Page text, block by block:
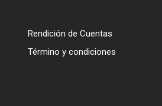
Rendición de Cuentas
Término y condiciones